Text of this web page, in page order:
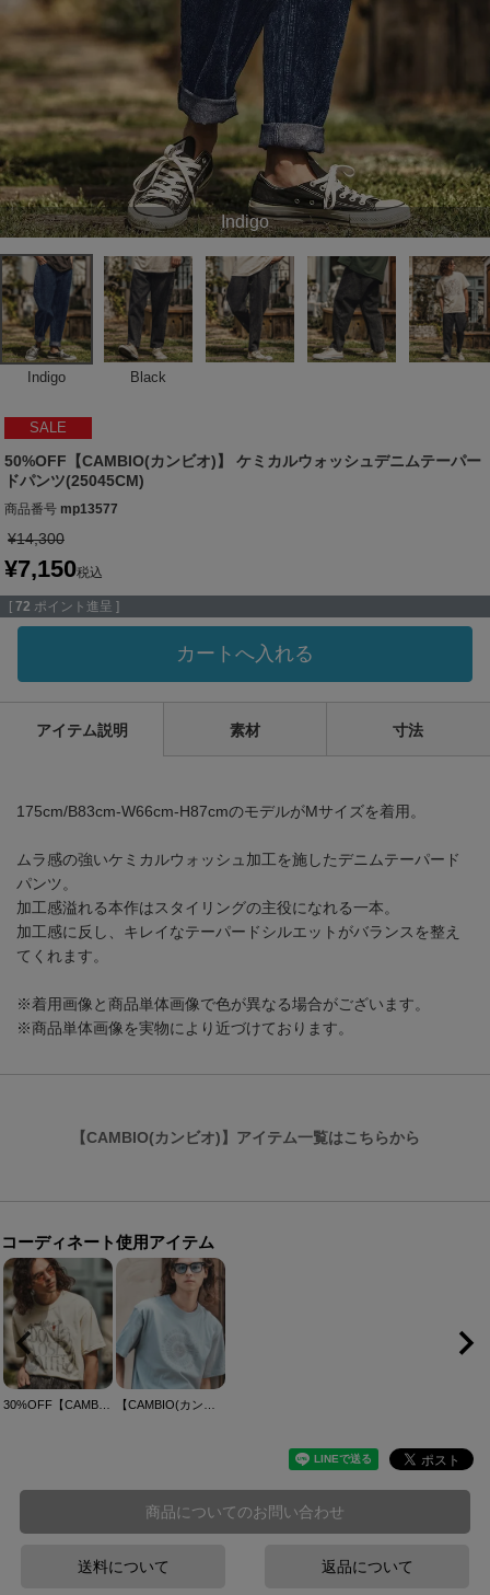
Indigo
Indigo Black
SALE
50%OFF【CAMBIO(カンビオ)】 ケミカルウォッシュデニムテーパー
ドパンツ(25045CM)
商品番号 mp13577
¥14,300
¥7,150税込
[ 72 ポイント進呈 ]
カートへ入れる
アイテム説明 素材 寸法
175cm/B83cm-W66cm-H87cmのモデルがMサイズを着用。
ムラ感の強いケミカルウォッシュ加工を施したデニムテーパード
パンツ。
加工感溢れる本作はスタイリングの主役になれる一本。
加工感に反し、キレイなテーパードシルエットがバランスを整え
てくれます。
※着用画像と商品単体画像で色が異なる場合がございます。
※商品単体画像を実物により近づけております。
【CAMBIO(カンビオ)】アイテム一覧はこちらから
コーディネート使用アイテム
商品についてのお問い合わせ
送料について 返品について